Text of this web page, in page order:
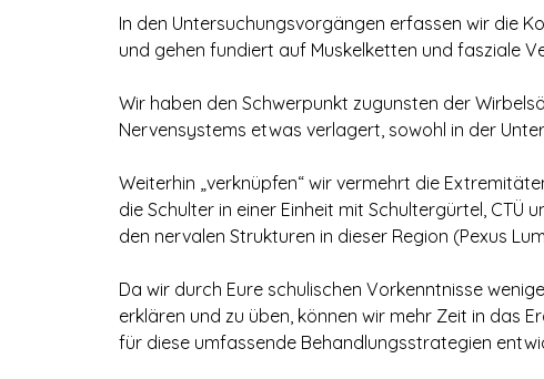
In den Untersuchungsvorgängen erfassen wir die
und gehen fundiert auf Muskelketten und fasziale
Wir haben den Schwerpunkt zugunsten der
Nervensystems etwas verlagert, sowohl in der
Weiterhin „verknüpfen“ wir vermehrt die
die Schulter in einer Einheit mit Schultergürtel, CTÜ
den nervalen Strukturen in dieser Region (Pexus
Da wir durch Eure schulischen Vorkenntnisse
erklären und zu üben, können wir mehr Zeit in das
für diese umfassende Behandlungsstrategien